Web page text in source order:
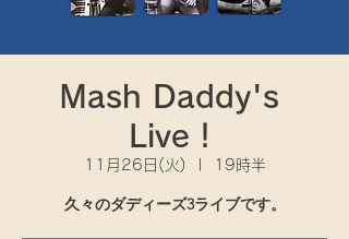
Mash Daddy's
Live！
11月26日(火) 19時半
久々のダディーズ3ライブです。